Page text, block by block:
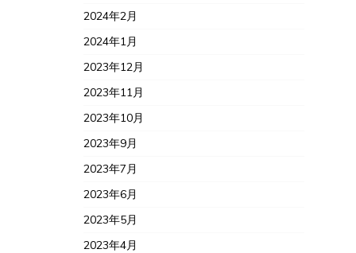
2024年2月
2024年1月
2023年12月
2023年11月
2023年10月
2023年9月
2023年7月
2023年6月
2023年5月
2023年4月